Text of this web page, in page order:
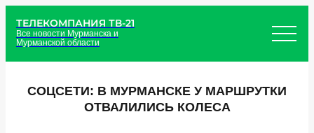
ТЕЛЕКОМПАНИЯ ТВ-21
Все новости Мурманска и
Мурманской области
СОЦСЕТИ: В МУРМАНСКЕ У МАРШРУТКИ
ОТВАЛИЛИСЬ КОЛЕСА